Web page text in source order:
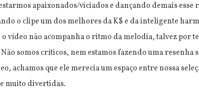
apaixonados/viciados e dançando demais
o clipe um dos melhores da K$ e da inteligente
vídeo não acompanha o ritmo da melodia, talvez por
somos críticos, nem estamos fazendo uma resenha
achamos que ele merecia um espaço entre nossa
muito divertidas.